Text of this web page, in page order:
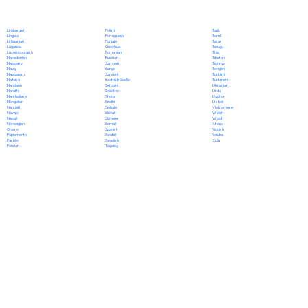
Limburgish
Lingala
Lithuanian
Luganda
Luxembourgish
Macedonian
Malagasy
Malay
Malayalam
Maltese
Mandarin
Marathi
Marshallese
Mongolian
Nahuatl
Navajo
Nepali
Norwegian
Oromo
Papiamento
Pashto
Persian
Polish
Portuguese
Punjabi
Quechua
Romanian
Russian
Samoan
Sango
Sanskrit
Scottish Gaelic
Serbian
Sesotho
Shona
Sindhi
Sinhala
Slovak
Slovene
Somali
Spanish
Swahili
Swedish
Tagalog
Tajik
Tamil
Tatar
Telugu
Thai
Tibetan
Tigrinya
Tongan
Turkish
Turkmen
Ukrainian
Urdu
Uyghur
Uzbek
Vietnamese
Welsh
Wolof
Xhosa
Yiddish
Yoruba
Zulu